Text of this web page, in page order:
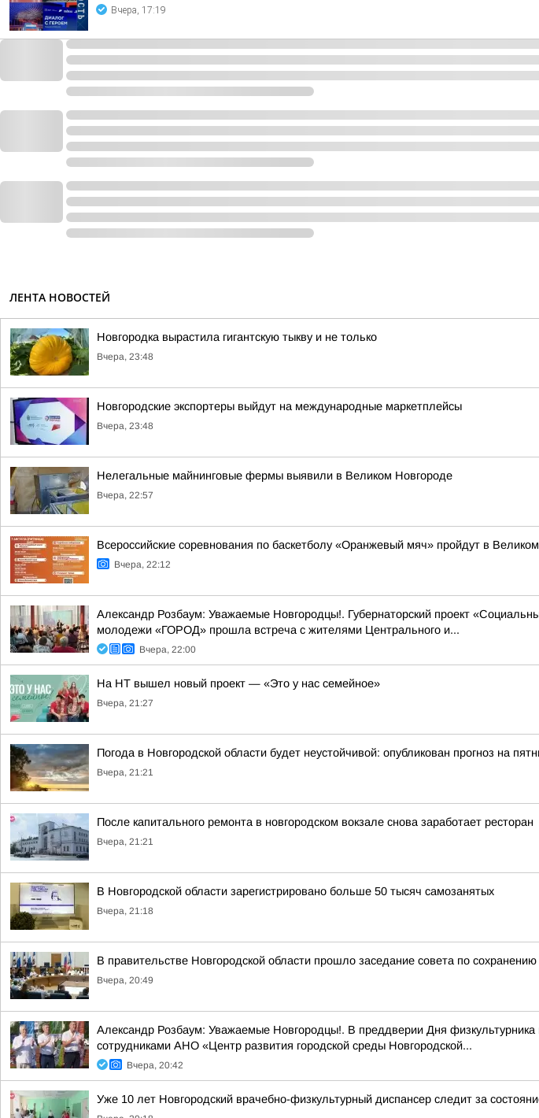
Вчера, 17:19
ЛЕНТА НОВОСТЕЙ
Новгородка вырастила гигантскую тыкву и не только
Вчера, 23:48
Новгородские экспортеры выйдут на международные маркетплейсы
Вчера, 23:48
Нелегальные майнинговые фермы выявили в Великом Новгороде
Вчера, 22:57
Всероссийские соревнования по баскетболу «Оранжевый мяч» пройдут в
Вчера, 22:12
Александр Розбаум: Уважаемые Новгородцы!. Губернаторский проект
молодежи «ГОРОД» прошла встреча с жителями Центрального и...
Вчера, 22:00
На НТ вышел новый проект — «Это у нас семейное»
Вчера, 21:27
Погода в Новгородской области будет неустойчивой: опубликован прогноз на
Вчера, 21:21
После капитального ремонта в новгородском вокзале снова заработает ресторан
Вчера, 21:21
В Новгородской области зарегистрировано больше 50 тысяч самозанятых
Вчера, 21:18
В правительстве Новгородской области прошло заседание совета по
Вчера, 20:49
Александр Розбаум: Уважаемые Новгородцы!. В преддверии Дня
сотрудниками АНО «Центр развития городской среды Новгородской...
Вчера, 20:42
Уже 10 лет Новгородский врачебно-физкультурный диспансер следит за